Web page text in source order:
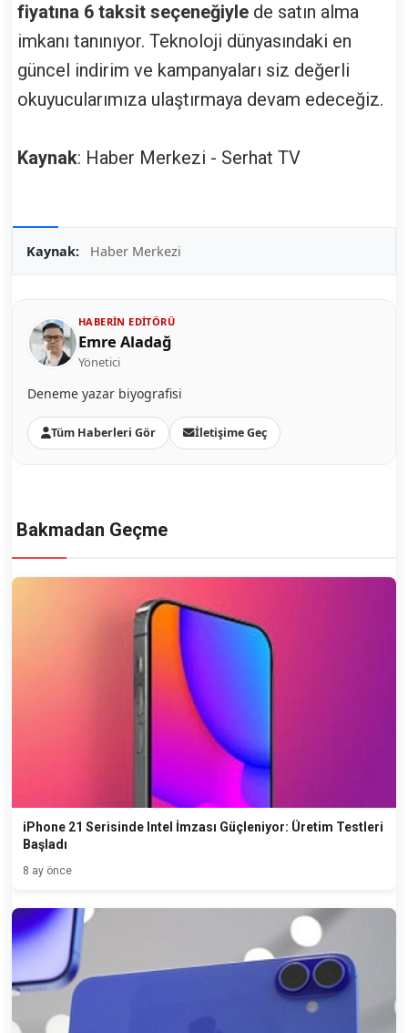
fiyatına 6 taksit seçeneğiyle de satın alma
imkanı tanınıyor. Teknoloji dünyasındaki en
güncel indirim ve kampanyaları siz değerli
okuyucularımıza ulaştırmaya devam edeceğiz.
Kaynak: Haber Merkezi - Serhat TV
Kaynak: Haber Merkezi
HABERIN EDITÖRÜ
Emre Aladağ
Yönetici
Deneme yazar biyografisi
Tüm Haberleri Gör İletişime Geç
Bakmadan Geçme
iPhone 21 Serisinde Intel İmzası Güçleniyor: Üretim Testleri
Başladı
8 ay önce